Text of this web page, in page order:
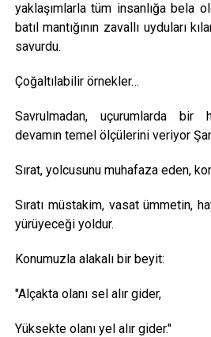
yaklaşımlarla tüm insanlığa bela
batıl mantığının zavallı uyduları
savurdu.
Çoğaltılabilir örnekler…
Savrulmadan, uçurumlarda bir
devamın temel ölçülerini veriyor
Sırat, yolcusunu muhafaza eden,
Sıratı müstakim, vasat ümmetin,
yürüyeceği yoldur.
Konumuzla alakalı bir beyit:
"Alçakta olanı sel alır gider,
Yüksekte olanı yel alır gider."